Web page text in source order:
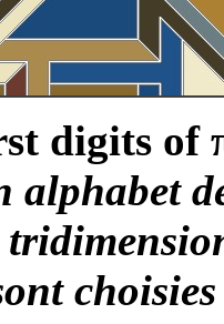
digits of
alphabet